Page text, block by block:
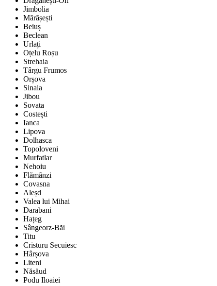
Jimbolia
Mărășești
Beiuș
Beclean
Urlați
Oțelu Roșu
Strehaia
Târgu Frumos
Orșova
Sinaia
Jibou
Sovata
Costești
Ianca
Lipova
Dolhasca
Topoloveni
Murfatlar
Nehoiu
Flămânzi
Covasna
Aleșd
Valea lui Mihai
Darabani
Hațeg
Sângeorz-Băi
Titu
Cristuru Secuiesc
Hârșova
Liteni
Năsăud
Podu Iloaiei